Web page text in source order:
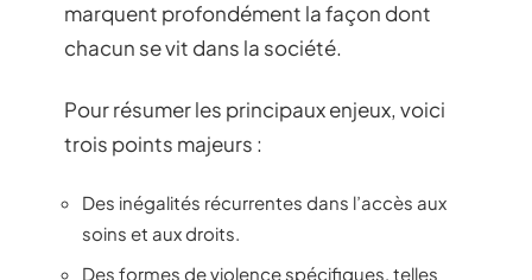
marquent profondément la façon dont
chacun se vit dans la société.
Pour résumer les principaux enjeux, voici
trois points majeurs :
Des inégalités récurrentes dans l’accès aux
soins et aux droits.
Des formes de violence spécifiques, telles